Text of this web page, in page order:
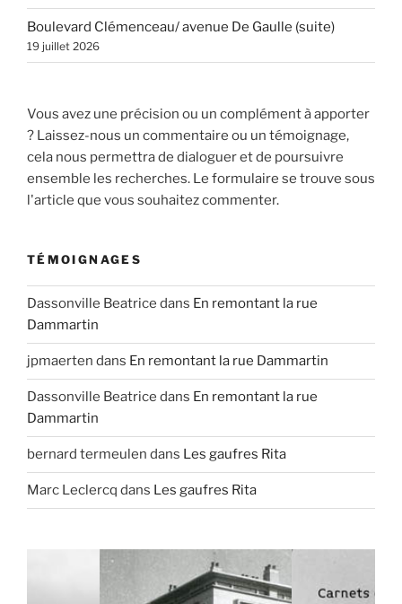
Boulevard Clémenceau/ avenue De Gaulle (suite)
19 juillet 2026
Vous avez une précision ou un complément à apporter
? Laissez-nous un commentaire ou un témoignage,
cela nous permettra de dialoguer et de poursuivre
ensemble les recherches. Le formulaire se trouve sous
l'article que vous souhaitez commenter.
TÉMOIGNAGES
Dassonville Beatrice dans En remontant la rue
Dammartin
jpmaerten dans En remontant la rue Dammartin
Dassonville Beatrice dans En remontant la rue
Dammartin
bernard termeulen dans Les gaufres Rita
Marc Leclercq dans Les gaufres Rita